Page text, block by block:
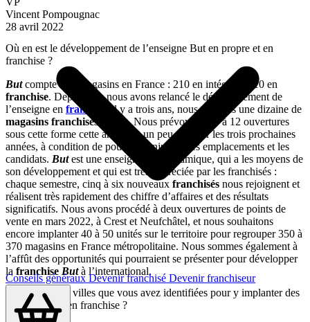
Conseils généraux Devenir franchisé Devenir franchiseur
Vincent Pompougnac
28 avril 2022
Où en est le développement de l’enseigne But en propre et en
franchise ?
Butcompte 320 magasins en France : 210 en intégré et 110 en
franchise. Depuis que nous avons relancé le développement de
l’enseigne en franchise
il y a trois ans, nous ouvrons une dizaine de
magasins franchisés
par an. Nous prévoyons 10 à 12 ouvertures
sous cette forme cette année, et un peu plus sur les trois prochaines
années, à condition de pouvoir conjuguer les emplacements et les
candidats. Butest une enseigne très dynamique, qui a les moyens de
son développement et qui est très appréciée par les franchisés :
chaque semestre, cinq à six nouveaux franchisés nous rejoignent et
réalisent très rapidement des chiffre d’affaires et des résultats
significatifs. Nous avons procédé à deux ouvertures de points de
vente en mars 2022, à Crest et Neufchâtel, et nous souhaitons
encore implanter 40 à 50 unités sur le territoire pour regrouper 350 à
370 magasins en France métropolitaine. Nous sommes également à
l’affût des opportunités qui pourraient se présenter pour développer
la franchise Butà l’international.
Quelle sont les villes que vous avez identifiées pour y implanter des
magasins But en franchise ?